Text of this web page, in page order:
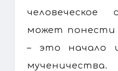
человеческое
может понести
– это начало